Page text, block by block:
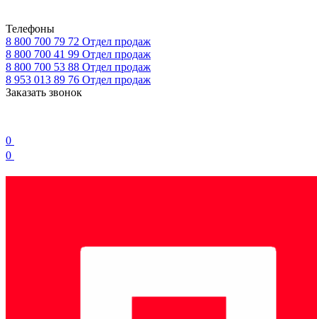
Телефоны
8 800 700 79 72 Отдел продаж
8 800 700 41 99 Отдел продаж
8 800 700 53 88 Отдел продаж
8 953 013 89 76 Отдел продаж
Заказать звонок
0
0